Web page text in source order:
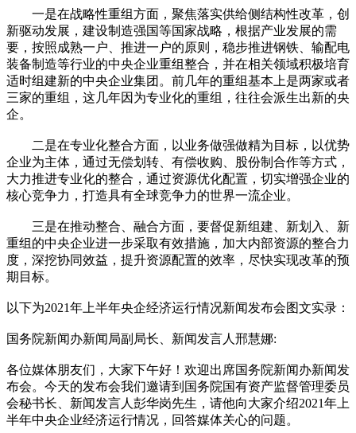
一是在战略性重组方面，聚焦落实供给侧结构性改革，创
新驱动发展，建设制造强国等国家战略，根据产业发展的需
要，按照成熟一户、推进一户的原则，稳步推进钢铁、输配电
装备制造等行业的中央企业重组整合，并在相关领域积极培育
适时组建新的中央企业集团。前几年的重组基本上是两家或者
三家的重组，这几年因为专业化的重组，往往会派生出新的央
企。
二是在专业化整合方面，以业务做强做精为目标，以优势
企业为主体，通过无偿划转、有偿收购、股份制合作等方式，
大力推进专业化的整合，通过资源优化配置，切实增强企业的
核心竞争力，打造具有全球竞争力的世界一流企业。
三是在推动整合、融合方面，要督促新组建、新划入、新
重组的中央企业进一步采取有效措施，加大内部资源的整合力
度，深挖协同效益，提升资源配置的效率，尽快实现改革的预
期目标。
以下为2021年上半年央企经济运行情况新闻发布会图文实录：
国务院新闻办新闻局副局长、新闻发言人邢慧娜:
各位媒体朋友们，大家下午好！欢迎出席国务院新闻办新闻发
布会。今天的发布会我们邀请到国务院国有资产监督管理委员
会秘书长、新闻发言人彭华岗先生，请他向大家介绍2021年上
半年中央企业经济运行情况，回答媒体关心的问题。